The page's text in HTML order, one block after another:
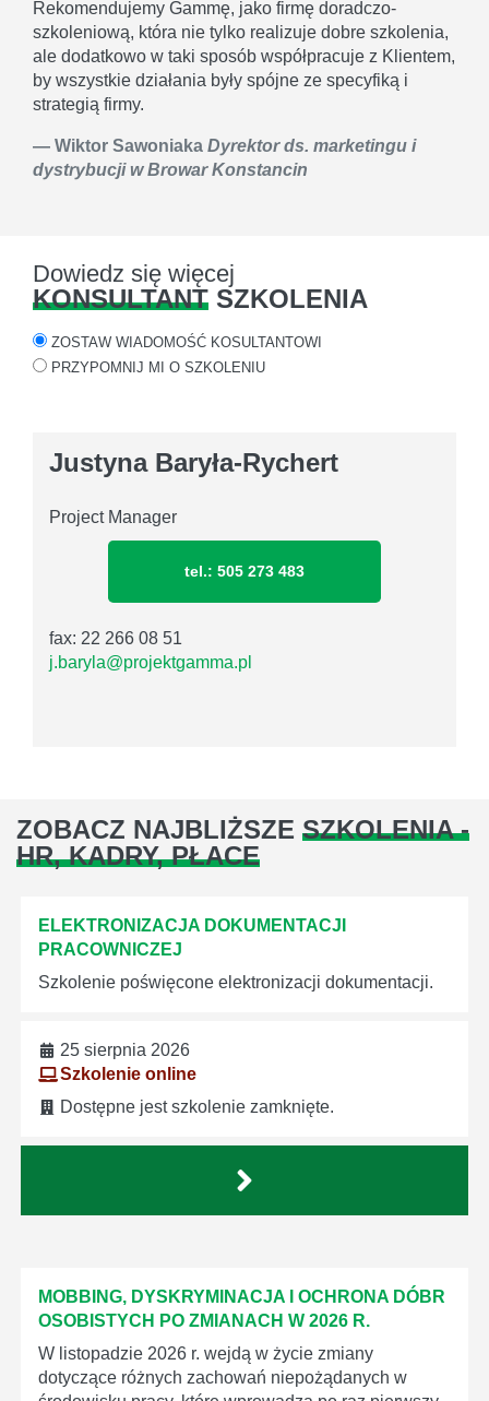
Rekomendujemy Gammę, jako firmę doradczo-
szkoleniową, która nie tylko realizuje dobre szkolenia,
ale dodatkowo w taki sposób współpracuje z Klientem,
by wszystkie działania były spójne ze specyfiką i
strategią firmy.
Wiktor Sawoniaka Dyrektor ds. marketingu i
dystrybucji w Browar Konstancin
Dowiedz się więcej
KONSULTANT SZKOLENIA
ZOSTAW WIADOMOŚĆ KOSULTANTOWI
PRZYPOMNIJ MI O SZKOLENIU
Justyna Baryła-Rychert
Project Manager
tel.: 505 273 483
fax: 22 266 08 51
j.baryla@projektgamma.pl
ZOBACZ NAJBLIŻSZE SZKOLENIA -
HR, KADRY, PŁACE
ELEKTRONIZACJA DOKUMENTACJI
PRACOWNICZEJ
Szkolenie poświęcone elektronizacji dokumentacji.
25 sierpnia 2026
Szkolenie online
Dostępne jest szkolenie zamknięte.
MOBBING, DYSKRYMINACJA I OCHRONA DÓBR
OSOBISTYCH PO ZMIANACH W 2026 R.
W listopadzie 2026 r. wejdą w życie zmiany
dotyczące różnych zachowań niepożądanych w